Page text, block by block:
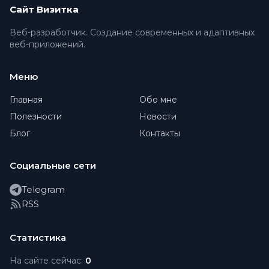
Сайт Визитка
Веб-разработчик. Создание современных и адаптивных
веб-приложений.
Меню
Главная
Обо мне
Полезности
Новости
Блог
Контакты
Социальные сети
Telegram
RSS
Статистика
На сайте сейчас: 0